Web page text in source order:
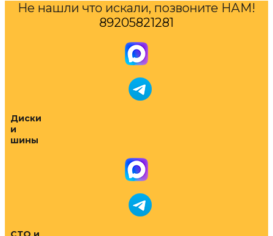
Не нашли что искали, позвоните НАМ!
89205821281
Диски
и
шины